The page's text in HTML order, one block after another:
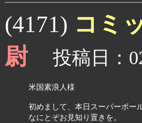
(4171) コミ
尉 投稿日：
米国素浪人様
初めまして、本日スーパーボー
なにとぞお見知り置きを。